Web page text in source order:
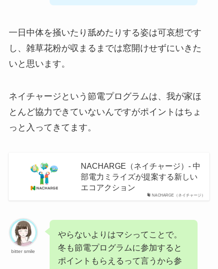
一日中体を掻いたり舐めたりする姿は可哀想です
し、雑草花粉が収まるまでは窓開けせずにいきた
いと思います。
ネイチャージという節電プログラムは、我が家ほ
とんど協力できていないんですがポイントはちょ
っと入ってきてます。
NACHARGE（ネイチャージ）
NACHARGE（ネイチャージ）- 中
部電力ミライズが提案する新しい
エコアクション
bitter smile
やらないよりはマシってことで。
冬も節電プログラムに参加すると
ポイントもらえるって言うから参